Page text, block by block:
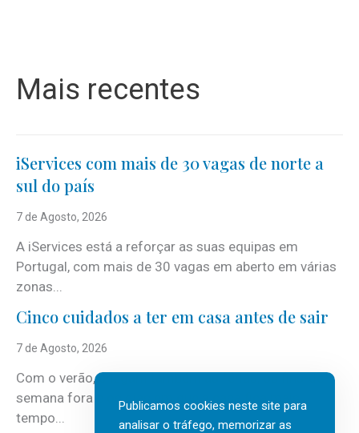
Mais recentes
iServices com mais de 30 vagas de norte a
sul do país
7 de Agosto, 2026
A iServices está a reforçar as suas equipas em
Portugal, com mais de 30 vagas em aberto em várias
zonas...
Cinco cuidados a ter em casa antes de sair
7 de Agosto, 2026
Com o verão, chegam também as férias, os fins-de-
semana fora e os dias em que a casa fica mais
tempo...
Publicamos cookies neste site para
analisar o tráfego, memorizar as